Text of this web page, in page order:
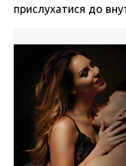
прислухатися до